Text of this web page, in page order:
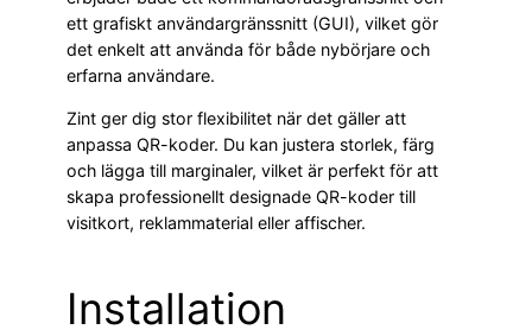
ett grafiskt användargränssnitt (GUI), vilket gör
det enkelt att använda för både nybörjare och
erfarna användare.
Zint ger dig stor flexibilitet när det gäller att
anpassa QR-koder. Du kan justera storlek, färg
och lägga till marginaler, vilket är perfekt för att
skapa professionellt designade QR-koder till
visitkort, reklammaterial eller affischer.
Installation